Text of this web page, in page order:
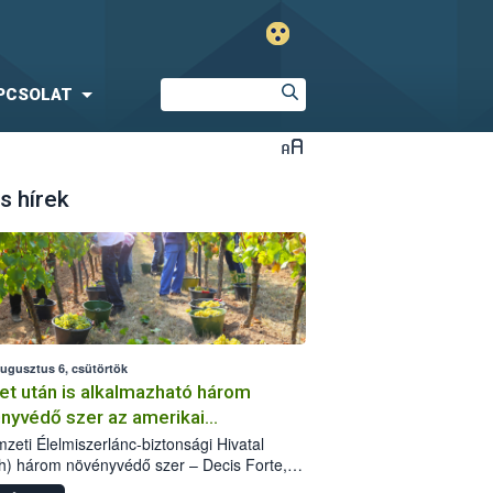
hírek
6, csütörtök
után is alkalmazható három
szer az amerikai
ellen
Élelmiszerlánc-biztonsági Hivatal
három növényvédő szer – Decis Forte,
24 EW, Oroganic – engedélyokiratát